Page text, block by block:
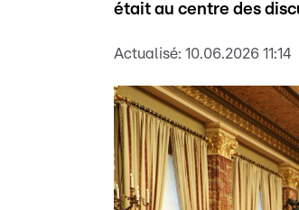
était au centre des
Actualisé: 10.06.2026 11:14